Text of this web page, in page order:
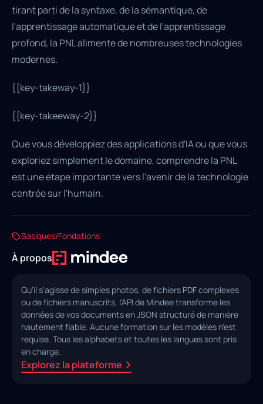
tirant parti de la syntaxe, de la sémantique, de
l'apprentissage automatique et de l'apprentissage
profond, la PNL alimente de nombreuses technologies
modernes.
{{key-takeway-1}}
{{key-takeeway-2}}
Que vous développiez des applications d'IA ou que vous
exploriez simplement le domaine, comprendre la PNL
est une étape importante vers l'avenir de la technologie
centrée sur l'humain.
Basiques/Fondations
À propos
Qu'il s'agisse de simples photos, de fichiers PDF complexes
ou de fichiers manuscrits, l'API de Mindee transforme les
données de vos documents en JSON structuré de manière
hautement fiable. Aucune formation sur les modèles n'est
requise. Tous les alphabets et toutes les langues sont pris
en charge.
Explorez la plateforme